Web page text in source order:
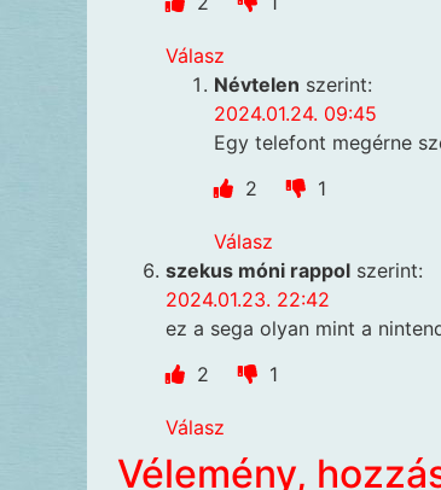
Válasz
Névtelen szerint:
2024.01.24. 09:45
Egy telefont megérne
2
1
Válasz
szekus móni rappol szerint:
2024.01.23. 22:42
ez a sega olyan mint a
2
1
Válasz
Vélemény,